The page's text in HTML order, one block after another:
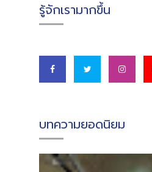
รู้จักเรามากขึ้น
บทความยอดนิยม